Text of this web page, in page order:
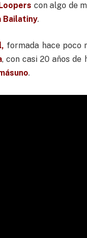
con algo de
Bailatiny.
formada hace poco
, con casi 20 años de
.